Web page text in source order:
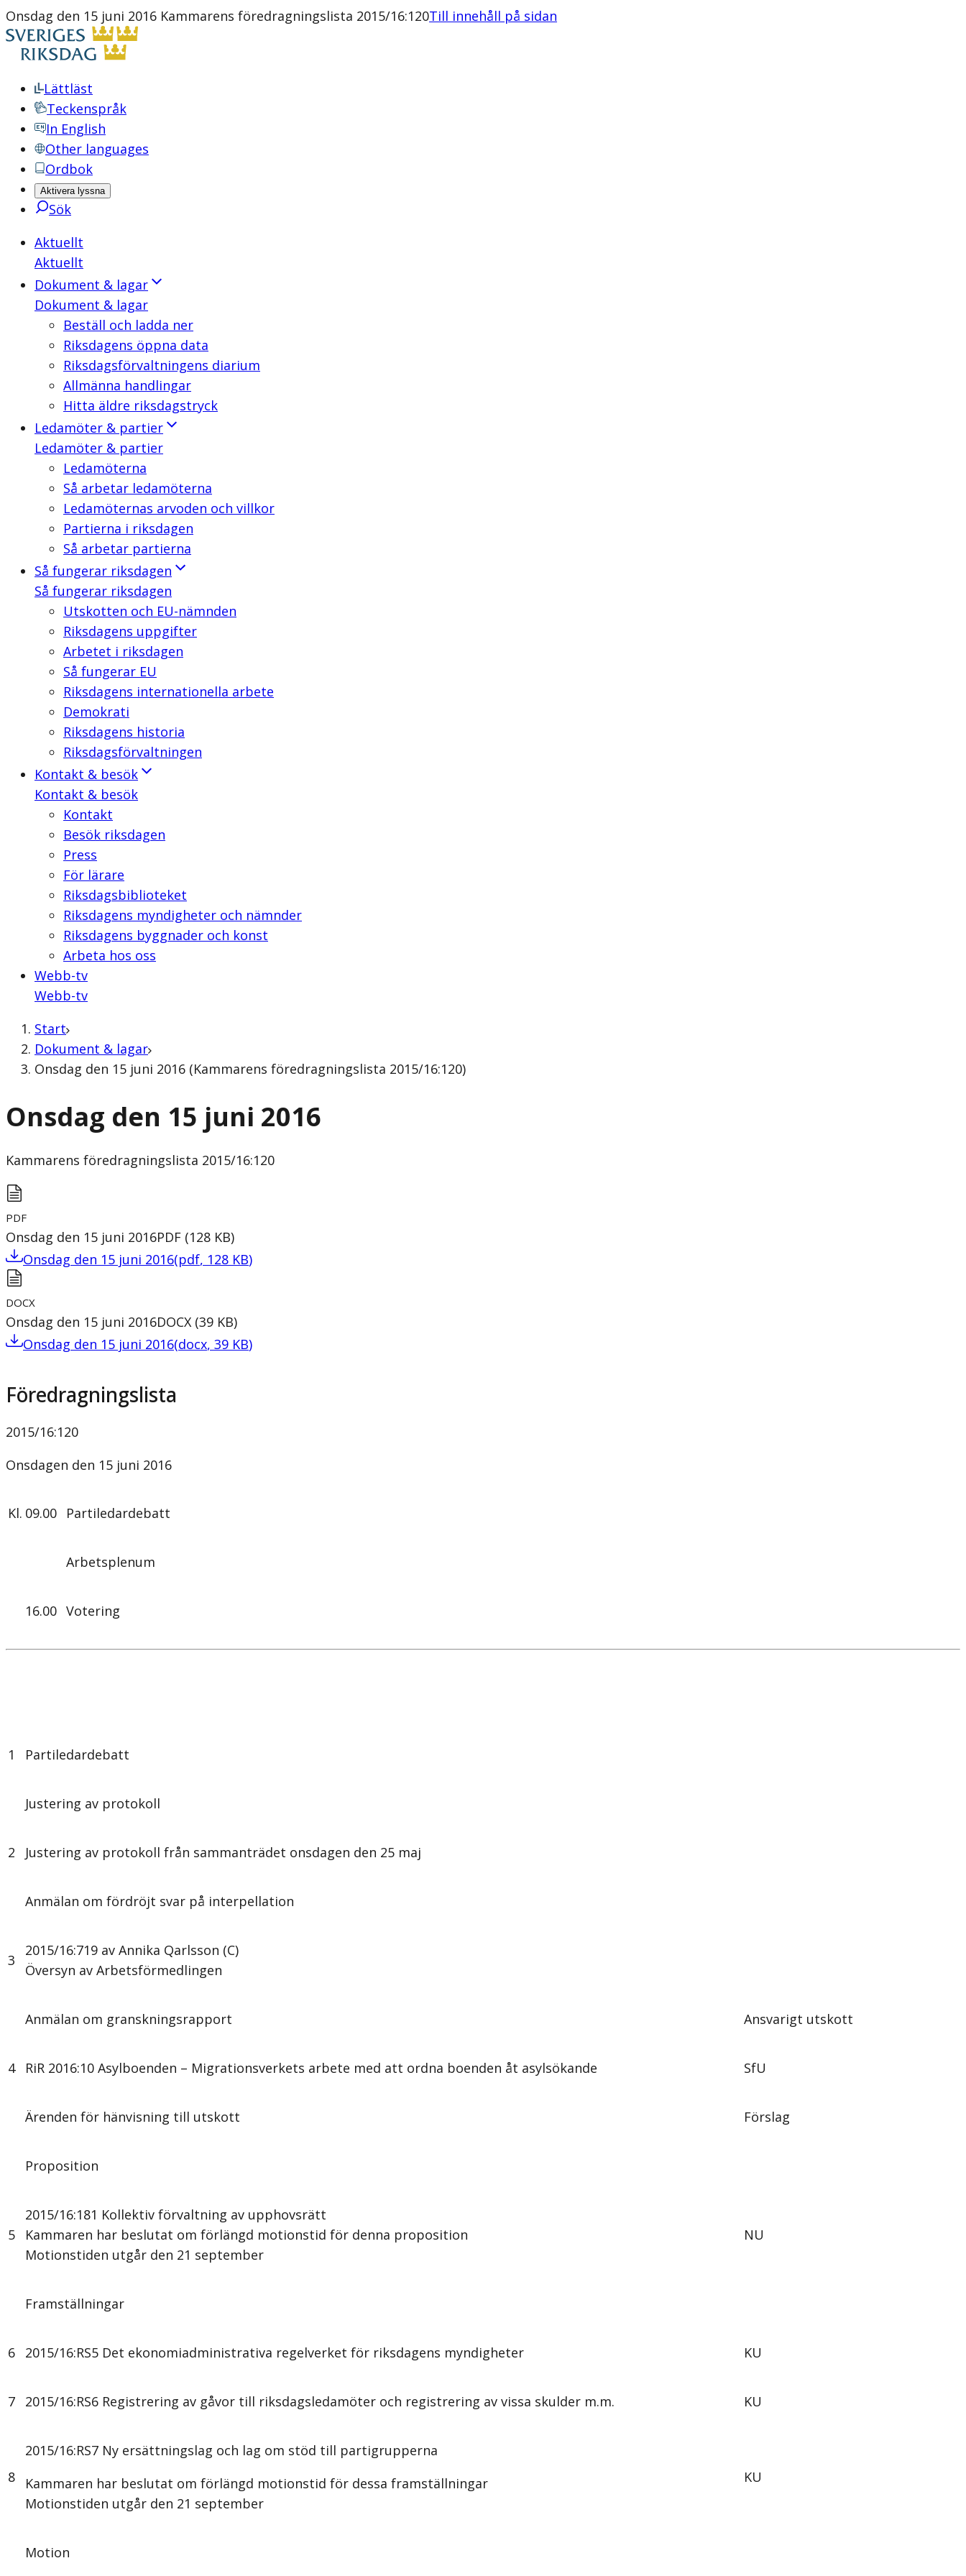
Onsdag den 15 juni 2016 Kammarens föredragningslista 2015/16:120Till innehåll på sidan
Lättläst
Teckenspråk
In English
Other languages
Ordbok
Aktivera lyssna
Sök
Aktuellt
Aktuellt
Dokument & lagar
Dokument & lagar
Beställ och ladda ner
Riksdagens öppna data
Riksdagsförvaltningens diarium
Allmänna handlingar
Hitta äldre riksdagstryck
Ledamöter & partier
Ledamöter & partier
Ledamöterna
Så arbetar ledamöterna
Ledamöternas arvoden och villkor
Partierna i riksdagen
Så arbetar partierna
Så fungerar riksdagen
Så fungerar riksdagen
Utskotten och EU-nämnden
Riksdagens uppgifter
Arbetet i riksdagen
Så fungerar EU
Riksdagens internationella arbete
Demokrati
Riksdagens historia
Riksdagsförvaltningen
Kontakt & besök
Kontakt & besök
Kontakt
Besök riksdagen
Press
För lärare
Riksdagsbiblioteket
Riksdagens myndigheter och nämnder
Riksdagens byggnader och konst
Arbeta hos oss
Webb-tv
Webb-tv
Start
Dokument & lagar
Onsdag den 15 juni 2016 (Kammarens föredragningslista 2015/16:120)
Onsdag den 15 juni 2016
Kammarens föredragningslista 2015/16:120
PDF
Onsdag den 15 juni 2016PDF (128 KB)
Onsdag den 15 juni 2016(pdf, 128 KB)
DOCX
Onsdag den 15 juni 2016DOCX (39 KB)
Onsdag den 15 juni 2016(docx, 39 KB)
Föredragningslista
2015/16:120
Onsdagen den 15 juni 2016
Kl. 09.00 Partiledardebatt
Arbetsplenum
16.00 Votering
1 Partiledardebatt
Justering av protokoll
2 Justering av protokoll från sammanträdet onsdagen den 25 maj
Anmälan om fördröjt svar på interpellation
3
2015/16:719 av Annika Qarlsson (C)
Översyn av Arbetsförmedlingen
Anmälan om granskningsrapport Ansvarigt utskott
4 RiR 2016:10 Asylboenden – Migrationsverkets arbete med att ordna boenden åt asylsökande SfU
Ärenden för hänvisning till utskott Förslag
Proposition
5
2015/16:181 Kollektiv förvaltning av upphovsrätt
Kammaren har beslutat om förlängd motionstid för denna proposition
Motionstiden utgår den 21 september
NU
Framställningar
6 2015/16:RS5 Det ekonomiadministrativa regelverket för riksdagens myndigheter KU
7 2015/16:RS6 Registrering av gåvor till riksdagsledamöter och registrering av vissa skulder m.m. KU
8
2015/16:RS7 Ny ersättningslag och lag om stöd till partigrupperna
Kammaren har beslutat om förlängd motionstid för dessa framställningar
Motionstiden utgår den 21 september
KU
Motion